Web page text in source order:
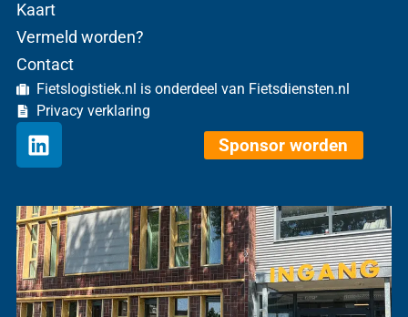
Kaart
Vermeld worden?
Contact
Fietslogistiek.nl is onderdeel van Fietsdiensten.nl
Privacy verklaring
Sponsor worden